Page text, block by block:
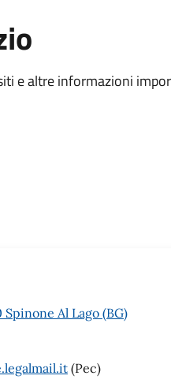
e altre informazioni
Al Lago (BG)
(Pec)